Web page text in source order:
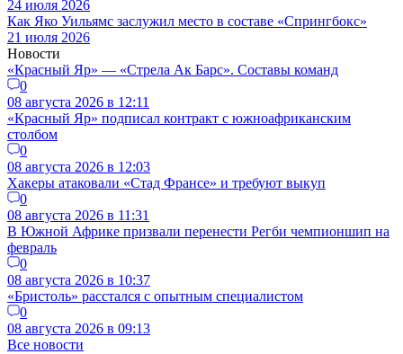
24 июля 2026
Как Яко Уильямс заслужил место в составе «Спрингбокс»
21 июля 2026
Новости
«Красный Яр» — «Стрела Ак Барс». Составы команд
0
08 августа 2026 в 12:11
«Красный Яр» подписал контракт с южноафриканским
столбом
0
08 августа 2026 в 12:03
Хакеры атаковали «Стад Франсе» и требуют выкуп
0
08 августа 2026 в 11:31
В Южной Африке призвали перенести Регби чемпионшип на
февраль
0
08 августа 2026 в 10:37
«Бристоль» расстался с опытным специалистом
0
08 августа 2026 в 09:13
Все новости